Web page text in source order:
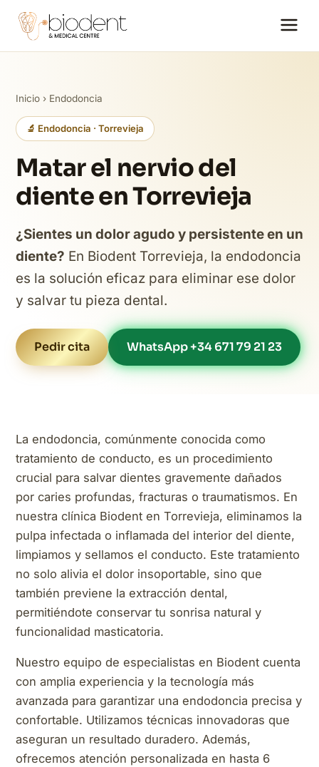
Inicio › Endodoncia
🔬 Endodoncia · Torrevieja
Matar el nervio del
diente en Torrevieja
¿Sientes un dolor agudo y persistente en un
diente? En Biodent Torrevieja, la endodoncia
es la solución eficaz para eliminar ese dolor
y salvar tu pieza dental.
Pedir cita WhatsApp +34 671 79 21 23
La endodoncia, comúnmente conocida como
tratamiento de conducto, es un procedimiento
crucial para salvar dientes gravemente dañados
por caries profundas, fracturas o traumatismos. En
nuestra clínica Biodent en Torrevieja, eliminamos la
pulpa infectada o inflamada del interior del diente,
limpiamos y sellamos el conducto. Este tratamiento
no solo alivia el dolor insoportable, sino que
también previene la extracción dental,
permitiéndote conservar tu sonrisa natural y
funcionalidad masticatoria.
Nuestro equipo de especialistas en Biodent cuenta
con amplia experiencia y la tecnología más
avanzada para garantizar una endodoncia precisa y
confortable. Utilizamos técnicas innovadoras que
aseguran un resultado duradero. Además,
ofrecemos atención personalizada en hasta 6